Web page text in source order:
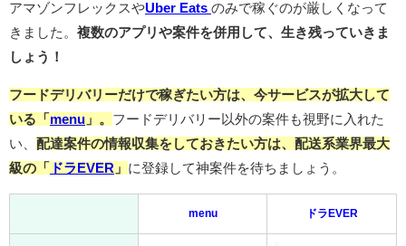
アマゾンフレックスやUber Eats のみで稼ぐのが厳しくなって
きました。 複数のアプリや案件を併用して、生き残っていきま
しょう！
フードデリバリーだけで稼ぎたい方は、今サービスが拡大して
いる「 menu 」。 フードデリバリー以外の案件も視野に入れた
い、 配達案件の情報収集をしておきたい方は、配送系業界最大
級の「
ドラEVER 」 に登録して神案件を待ちましょう。
menu ドラEVER